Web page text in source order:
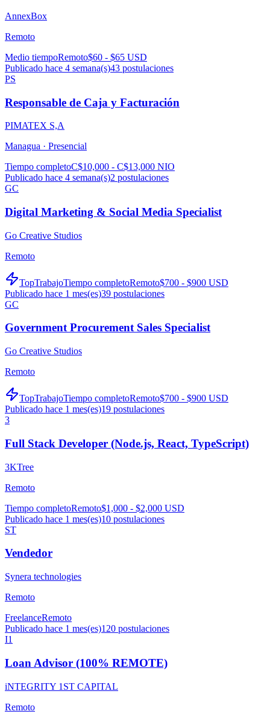
AnnexBox
Remoto
Medio tiempoRemoto$60 - $65 USD
Publicado hace 4 semana(s)43 postulaciones
PS
Responsable de Caja y Facturación
PIMATEX S,A
Managua · Presencial
Tiempo completoC$10,000 - C$13,000 NIO
Publicado hace 4 semana(s)2 postulaciones
GC
Digital Marketing & Social Media Specialist
Go Creative Studios
Remoto
TopTrabajoTiempo completoRemoto$700 - $900 USD
Publicado hace 1 mes(es)39 postulaciones
GC
Government Procurement Sales Specialist
Go Creative Studios
Remoto
TopTrabajoTiempo completoRemoto$700 - $900 USD
Publicado hace 1 mes(es)19 postulaciones
3
Full Stack Developer (Node.js, React, TypeScript)
3KTree
Remoto
Tiempo completoRemoto$1,000 - $2,000 USD
Publicado hace 1 mes(es)10 postulaciones
ST
Vendedor
Synera technologies
Remoto
FreelanceRemoto
Publicado hace 1 mes(es)120 postulaciones
I1
Loan Advisor (100% REMOTE)
iNTEGRITY 1ST CAPITAL
Remoto